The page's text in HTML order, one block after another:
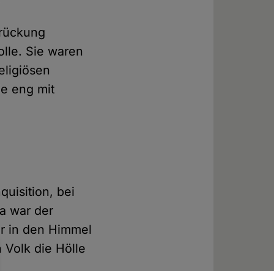
Sie waren
eng mit
bei
war der
in den Himmel
Volk die Hölle